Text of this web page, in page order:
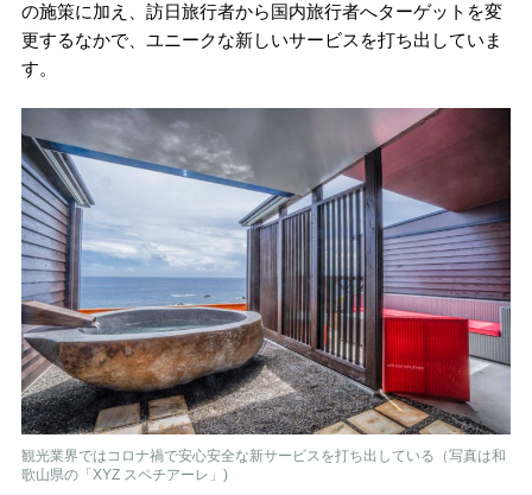
の施策に加え、訪日旅行者から国内旅行者へターゲットを変
更するなかで、ユニークな新しいサービスを打ち出していま
す。
観光業界ではコロナ禍で安心安全な新サービスを打ち出している（写真は和
歌山県の「XYZ スペチアーレ」)